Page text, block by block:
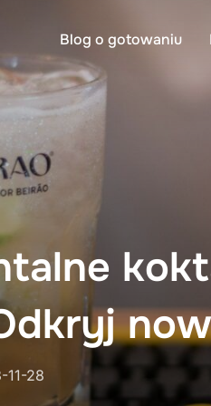
Blog o gotowaniu
11-28